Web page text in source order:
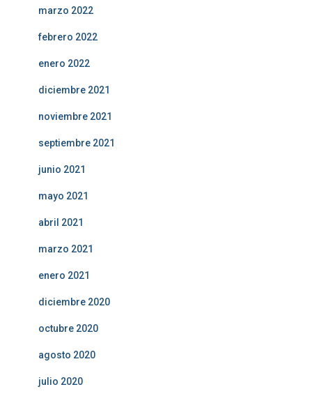
marzo 2022
febrero 2022
enero 2022
diciembre 2021
noviembre 2021
septiembre 2021
junio 2021
mayo 2021
abril 2021
marzo 2021
enero 2021
diciembre 2020
octubre 2020
agosto 2020
julio 2020